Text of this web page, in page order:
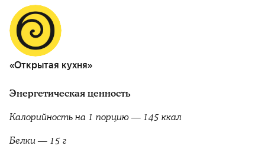
«Открытая кухня»
Энергетическая ценность
Калорийность на 1 порцию — 145 ккал
Белки — 15 г